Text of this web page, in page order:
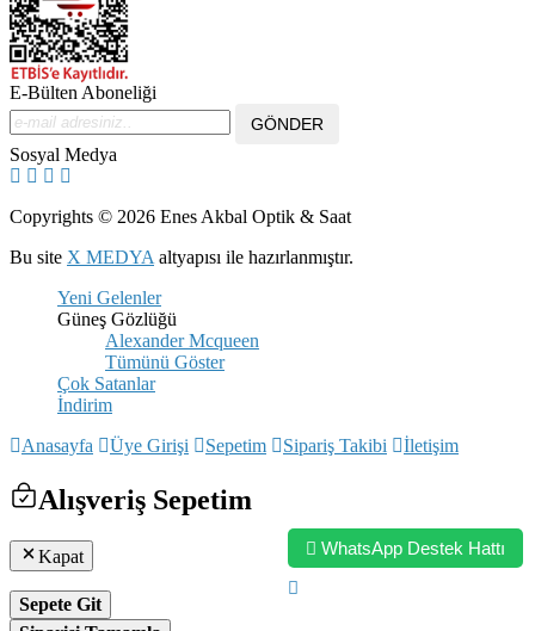
E-Bülten Aboneliği
Sosyal Medya
Copyrights © 2026 Enes Akbal Optik & Saat
Bu site X MEDYA altyapısı ile hazırlanmıştır.
Yeni Gelenler
Güneş Gözlüğü
Alexander Mcqueen
Tümünü Göster
Çok Satanlar
İndirim
Anasayfa
Üye Girişi Sepetim Sipariş Takibi İletişim
Alışveriş Sepetim
Kapat
Sepete Git
WhatsApp Destek Hattı